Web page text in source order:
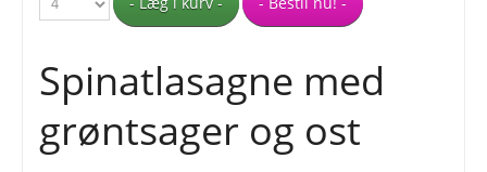
Spinatlasagne med
grøntsager og ost